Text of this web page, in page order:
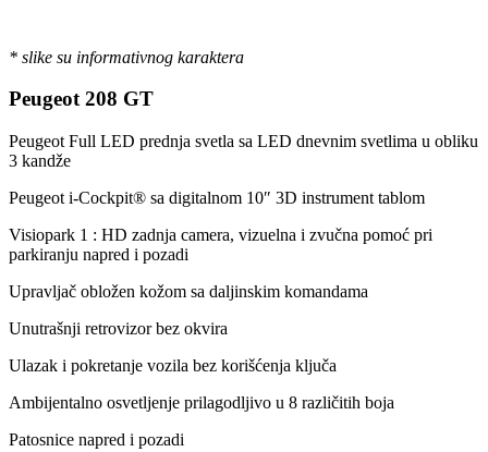
* slike su informativnog karaktera
Peugeot 208 GT
Peugeot Full LED prednja svetla sa LED dnevnim svetlima u obliku
3 kandže
Peugeot i-Cockpit® sa digitalnom 10″ 3D instrument tablom
Visiopark 1 : HD zadnja camera, vizuelna i zvučna pomoć pri
parkiranju napred i pozadi
Upravljač obložen kožom sa daljinskim komandama
Unutrašnji retrovizor bez okvira
Ulazak i pokretanje vozila bez korišćenja ključa
Ambijentalno osvetljenje prilagodljivo u 8 različitih boja
Patosnice napred i pozadi